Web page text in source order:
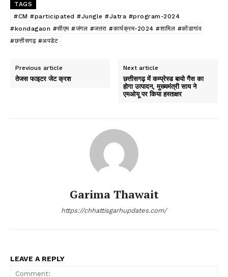
TAGS
#CM #participated #Jungle #Jatra #program-2024
#kondagaon #सीएम #जंगल #जतरा #कार्यक्रम-2024 #शामिल #कोंडागांव
#छत्तीसगढ़ #अपडेट
Previous article
तेजस फाइटर जेट क्रश
Next article
छत्तीसगढ़ में कम्प्रेस्ड बायो गैस का
होगा उत्पादन, मुख्यमंत्री साय ने
एमओयू पर किया हस्ताक्षर
Garima Thawait
https://chhattisgarhupdates.com/
LEAVE A REPLY